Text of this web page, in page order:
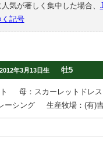
気が著しく集中した場合、
く記号
2012年3月13日生 牡5
母：スカーレットドレス
ーシング
生産牧場：(有)